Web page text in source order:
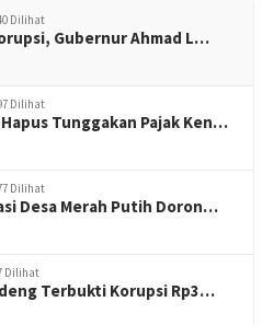
Dilihat
Gubernur Ahmad L…
Dilihat
Tunggakan Pajak Ken…
Dilihat
Desa Merah Putih Doron…
Dilihat
Terbukti Korupsi Rp3…